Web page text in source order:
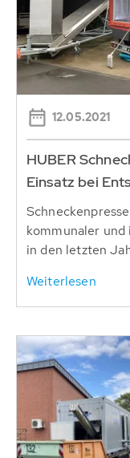
12.05.2021
HUBER
Einsatz bei
kommunaler und
in den letzten
Weiterlesen